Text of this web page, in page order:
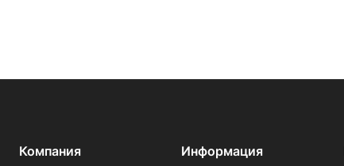
Компания Информация